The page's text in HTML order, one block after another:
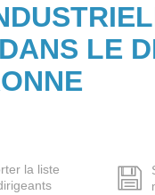
LE
la liste